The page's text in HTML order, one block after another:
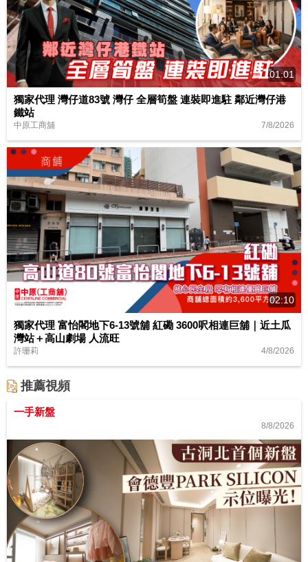
01:01
獨家代理 灣仔道83號 灣仔 全層筍盤 連裝即進駐 鄰近灣仔港
鐵站
中原工商舖 7/8/2026
02:10
獨家代理 富怡閣地下6-13號舖 紅磡 3600呎相連巨舖｜近土瓜
灣站＋高山劇場 人流旺
許珊莉 4/8/2026
推薦視頻
一手新盤
8/8/2026